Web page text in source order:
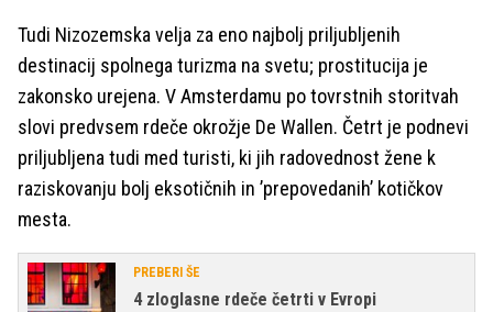
Tudi Nizozemska velja za eno najbolj priljubljenih
destinacij spolnega turizma na svetu; prostitucija je
zakonsko urejena. V Amsterdamu po tovrstnih storitvah
slovi predvsem rdeče okrožje De Wallen. Četrt je podnevi
priljubljena tudi med turisti, ki jih radovednost žene k
raziskovanju bolj eksotičnih in ’prepovedanih’ kotičkov
mesta.
PREBERI ŠE
4 zloglasne rdeče četrti v Evropi